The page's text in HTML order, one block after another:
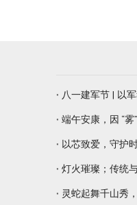
八一建军节 | 以
端午安康，因 “
以芯致爱，守护
灯火璀璨；传统
灵蛇起舞千山秀